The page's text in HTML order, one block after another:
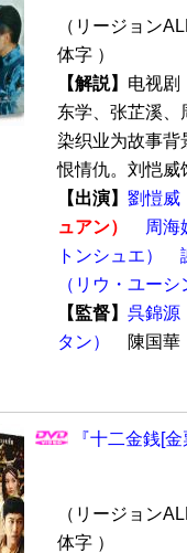
（リージョン
体字 ）
【解説】 电视剧
东学、张芷溪、
染织业为故事背
恨情仇。刘恺威
【出演】 劉愷威
ュアン）
周海
トンシュエ）
（リウ・ユーシ
【監督】 呉錦源
タン）
陳国
『十二金銭[
（リージョン
体字 ）